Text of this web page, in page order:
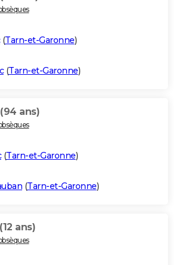
(Tarn-et-Garonne)
(Tarn-et-Garonne)
(94 ans)
(Tarn-et-Garonne)
(Tarn-et-Garonne)
(12 ans)